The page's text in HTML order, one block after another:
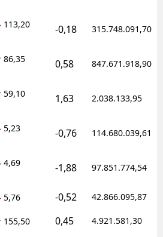
113,20 -0,18 315.748.091,70
86,35 0,58 847.671.918,90
59,10 1,63 2.038.133,95
5,23 -0,76 114.680.039,61
4,69 -1,88 97.851.774,54
5,76 -0,52 42.866.095,87
155,50 0,45 4.921.581,30